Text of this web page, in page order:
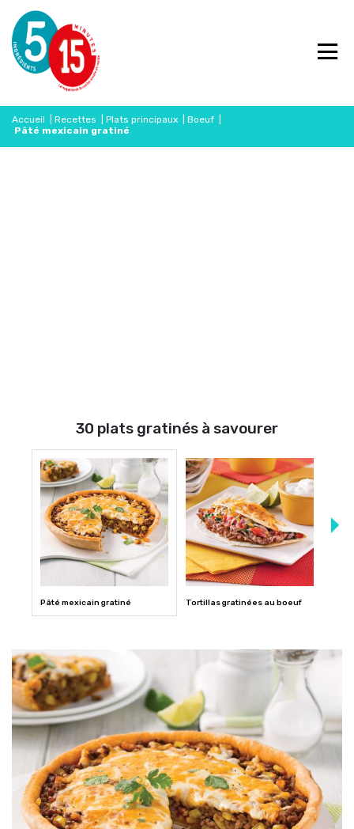
Accueil Recettes Plats principaux Boeuf
Pâté mexicain gratiné
30 plats gratinés à savourer
Pâté mexicain gratiné Tortillas gratinées au boeuf